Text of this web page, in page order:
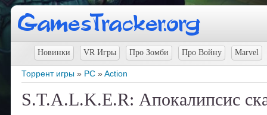
Новинки VR Игры Про Зомби Про Войну Marvel
Торрент игры » PC »Action
S.T.A.L.K.E.R: Апокалипсис